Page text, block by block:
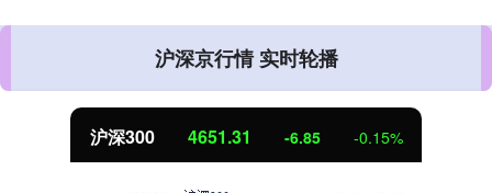
沪深京行情 实时轮播
沪深300 4651.31 -6.85 -0.15%